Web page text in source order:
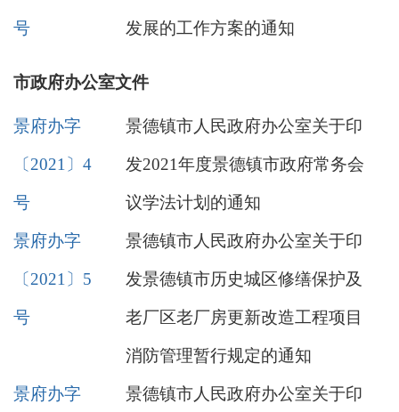
号 发展的工作方案的通知
市政府办公室文件
景府办字
〔2021〕4
号
景德镇市人民政府办公室关于印
发2021年度景德镇市政府常务会
议学法计划的通知
景府办字
〔2021〕5
号
景德镇市人民政府办公室关于印
发景德镇市历史城区修缮保护及
老厂区老厂房更新改造工程项目
消防管理暂行规定的通知
景府办字 景德镇市人民政府办公室关于印